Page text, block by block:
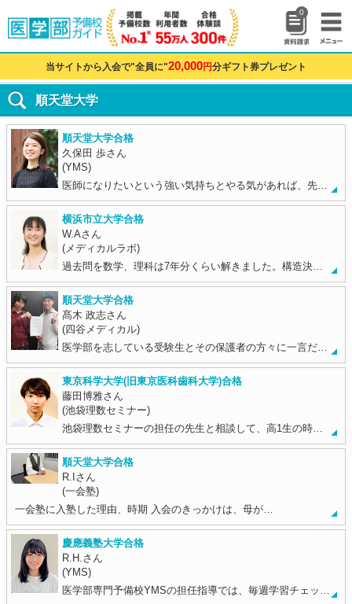
0
当サイトから入会で"全員に"20,000円分ギフト券プレゼント
順天堂大学
順天堂大学合格
久保田 歩さん
(YMS)
医師になりたいという強い気持ちとやる気があれば、先…
横浜市立大学合格
W.Aさん
(メディカルラボ)
過去問を数学、理科は7年分くらい解きました。構造決…
順天堂大学合格
髙木 政志さん
(四谷メディカル)
医学部を志している受験生とその保護者の方々に一言だ…
東京科学大学(旧東京医科歯科大学)合格
藤田博雅さん
(池袋理数セミナー)
池袋理数セミナーの担任の先生と相談して、高1生の時…
順天堂大学合格
R.Iさん
(一会塾)
一会塾に入塾した理由、時期 入会のきっかけは、母が…
慶應義塾大学合格
R.H.さん
(YMS)
医学部専門予備校YMSの担任指導では、毎週学習チェッ…